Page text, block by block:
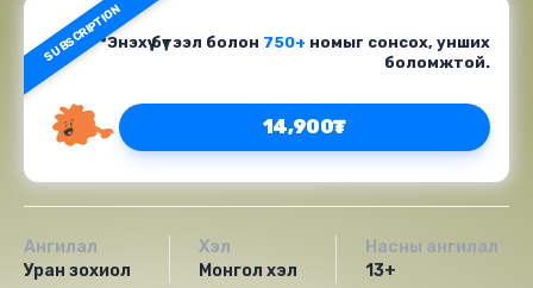
SUBSCRIPTION*Энэхүү бүтээл болон 750+ номыг сонсох, унших
боломжтой.
14,900₮
Ангилал
Уран зохиол
Хэл
Монгол хэл
Насны ангилал
13+